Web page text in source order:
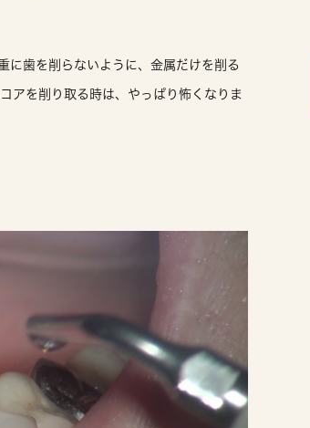
に歯を削らないように、金属だけを削る
アを削り取る時は、やっぱり怖くなりま